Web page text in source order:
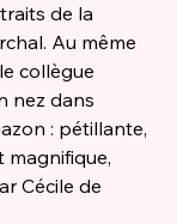
de la
Au même
collègue
nez dans
: pétillante,
magnifique,
Cécile de